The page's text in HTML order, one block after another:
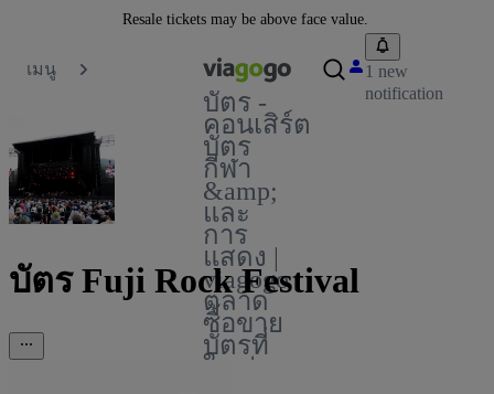
Resale tickets may be above face value.
เมนู
บัตร -
คอนเสิร์ต
บัตร
กีฬา
&amp;
และ
การ
แสดง |
viagogo
ตลาด
ซื้อขาย
บัตรที่
ใหญ่
1 new
notification
บัตร Fuji Rock Festival